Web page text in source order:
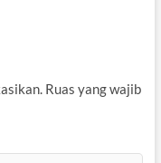
Ruas yang wajib